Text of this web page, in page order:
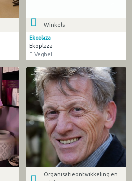
Winkels
Ekoplaza
Ekoplaza
Veghel
Organisatieontwikkeling en